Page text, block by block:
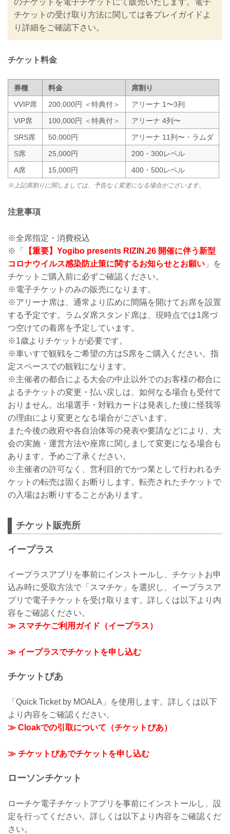
また禁止事項を設けるなど、新たな取り
組みを行いますのでご案内いたします。
皆さまには大変ご不便をおかけいたしま
すが、安心してご来場・ご観戦いただけ
のチケットを電子チケットにて販売いたします。電子
チケットの受け取り方法に関しては各プレイガイドよ
り詳細をご確認下さい。
チケット料金
券種 料金
席割り
VVIP席
200,000円 ＜特典付＞
アリーナ 1〜3列
VIP席
100,000円 ＜特典付＞
アリーナ 4列〜
SRS席
50,000円
アリーナ 11列〜・ラムダ
S席
25,000円
200・300レベル
A席
15,000円 400・500レベル
※上記席割りに関しましては、予告なく変更になる場合がございます。
注意事項
※全席指定・消費税込
※「
【重要】Yogibo presents RIZIN.26 開催に伴う新型
コロナウイルス感染防止策に関するお知らせとお願い 」を
チケットご購入前に必ずご確認ください。
※電子チケットのみの販売になります。
※アリーナ席は、通常より広めに間隔を開けてお席を設置
する予定です。ラムダ席スタンド席は、現時点では1席づ
つ空けての着席を予定しています。
※1歳よりチケットが必要です。
※車いすで観戦をご希望の方はS席をご購入ください。指
定スペースでの観戦になります。
※主催者の都合による大会の中止以外でのお客様の都合に
よるチケットの変更・払い戻しは、如何なる場合も受付て
おりません。出場選手・対戦カードは発表した後に怪我等
の理由により変更となる場合がございます。
また今後の政府や各自治体等の発表や要請などにより、大
会の実施・運営方法や座席に関しまして変更になる場合も
あります。予めご了承ください。
※主催者の許可なく、営利目的でかつ業として行われるチ
ケットの転売は固くお断りします。転売されたチケットで
の入場はお断りすることがあります。
チケット販売所
イープラス
イープラスアプリを事前にインストールし、チケットお申
込み時に受取方法で「スマチケ」を選択し、イープラスア
プリで電子チケットを受け取ります。詳しくは以下より内
容をご確認ください。
≫ スマチケご利用ガイド（イープラス）
≫ イープラスでチケットを申し込む
チケットぴあ
「Quick Ticket by MOALA」を使用します。詳しくは以下
より内容をご確認ください。
≫ Cloakでの引取について（チケットぴあ）
≫ チケットぴあでチケットを申し込む
ローソンチケット
ローチケ電子チケットアプリを事前にインストールし、設
定を行ってください。詳しくは以下より内容をご確認くだ
さい。